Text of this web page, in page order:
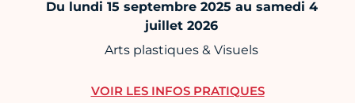
Du lundi 15 septembre 2025 au samedi 4
juillet 2026
Arts plastiques & Visuels
VOIR LES INFOS PRATIQUES